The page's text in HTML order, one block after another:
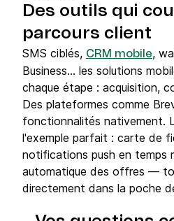
Des outils qui
parcours client
SMS ciblés, CRM mobile,
Business... les solutions
chaque étape : acquisition,
Des plateformes comme
fonctionnalités nativement.
l'exemple parfait : carte de
notifications push en temps
automatique des offres —
directement dans la poche